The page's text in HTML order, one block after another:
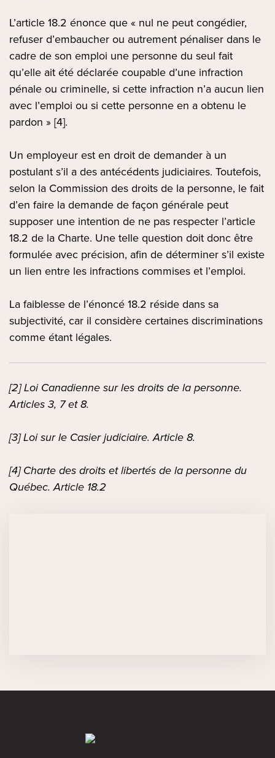
L’article 18.2 énonce que « nul ne peut congédier,
refuser d’embaucher ou autrement pénaliser dans le
cadre de son emploi une personne du seul fait
qu’elle ait été déclarée coupable d’une infraction
pénale ou criminelle, si cette infraction n’a aucun lien
avec l’emploi ou si cette personne en a obtenu le
pardon » [4].
Un employeur est en droit de demander à un
postulant s’il a des antécédents judiciaires. Toutefois,
selon la Commission des droits de la personne, le fait
d’en faire la demande de façon générale peut
supposer une intention de ne pas respecter l’article
18.2 de la Charte. Une telle question doit donc être
formulée avec précision, afin de déterminer s’il existe
un lien entre les infractions commises et l’emploi.
La faiblesse de l’énoncé 18.2 réside dans sa
subjectivité, car il considère certaines discriminations
comme étant légales.
[2] Loi Canadienne sur les droits de la personne.
Articles 3, 7 et 8.
[3] Loi sur le Casier judiciaire. Article 8.
[4] Charte des droits et libertés de la personne du
Québec. Article 18.2